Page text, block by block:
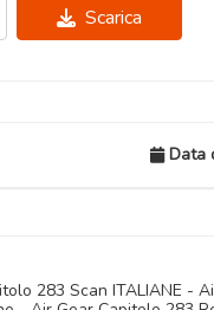
Scarica
Data
283 Scan ITALIANE